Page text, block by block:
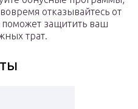
отказывайтесь от
защитить ваш
трат.